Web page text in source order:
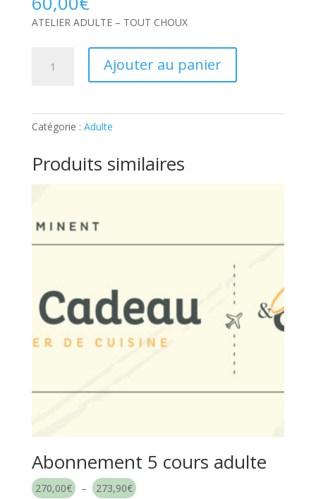
ATELIER ADULTE – TOUT CHOUX
TOUT
Ticket
Ajouter au panier
Catégorie : Adulte
Produits similaires
Abonnement 5 cours adulte
270,00€ – 273,90€ Plage